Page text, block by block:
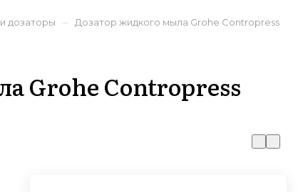
дозаторы –
Дозатор жидкого мыла Grohe Contropress
Grohe Contropress